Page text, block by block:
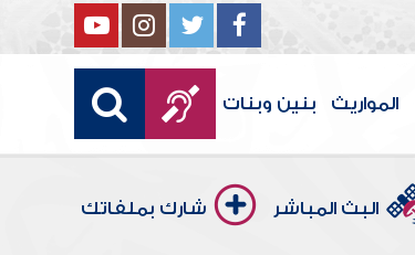
المواريث بنين وبنات
البث المباشر شارك بملفاتك